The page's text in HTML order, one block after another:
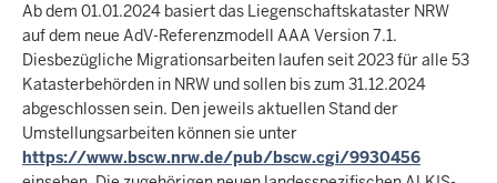
Ab dem 01.01.2024 basiert das Liegenschaftskataster NRW
auf dem neue AdV-Referenzmodell AAA Version 7.1.
Diesbezügliche Migrationsarbeiten laufen seit 2023 für alle 53
Katasterbehörden in NRW und sollen bis zum 31.12.2024
abgeschlossen sein. Den jeweils aktuellen Stand der
Umstellungsarbeiten können sie unter
https://www.bscw.nrw.de/pub/bscw.cgi/9930456